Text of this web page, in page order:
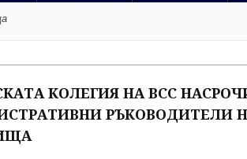
КОЛЕГИЯ НА ВСС
РЪКОВОДИТЕЛИ